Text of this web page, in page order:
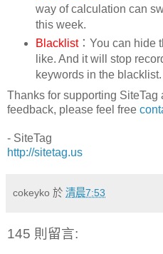
way of calculation can
this week.
Blacklist：You can hide
like. And it will stop
keywords in the blacklist.
Thanks for supporting SiteTag
feedback, please feel free
- SiteTag
http://sitetag.us
cokeyko 於 清晨7:53
145 則留言: